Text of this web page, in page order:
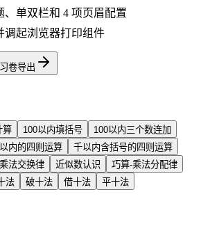
、单双栏和 4 项页眉配置
调起浏览器打印组件
卷导出
算 100以内填括号
100以内三个数连加
内的四则运算
千以内含括号的四则运算
法交换律 近似数认识
巧算-乘法分配律
法 破十法 借十法 平十法